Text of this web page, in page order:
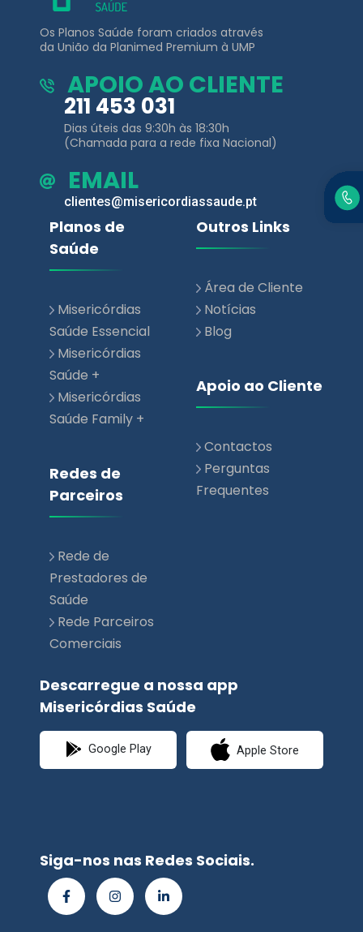
APOIO AO CLIENTE
211 453 031
(Chamada para a rede fixa Nacional)
EMAIL
clientes@misericordiassaude.pt
Saúde
Misericórdias
Saúde Essencial
Saúde +
Misericórdias
Saúde Family +
Redes de
Parceiros
Rede de
Prestadores de
Rede Parceiros
Comerciais
Área de Cliente
Notícias
Apoio ao Cliente
Contactos
Perguntas
Descarregue a nossa app
Misericórdias Saúde
Google Play Apple Store
© Misericórdias